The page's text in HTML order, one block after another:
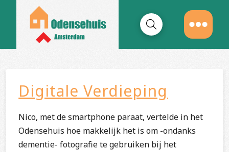
Digitale Verdieping
Nico, met de smartphone paraat, vertelde in het
Odensehuis hoe makkelijk het is om -ondanks
dementie- fotografie te gebruiken bij het